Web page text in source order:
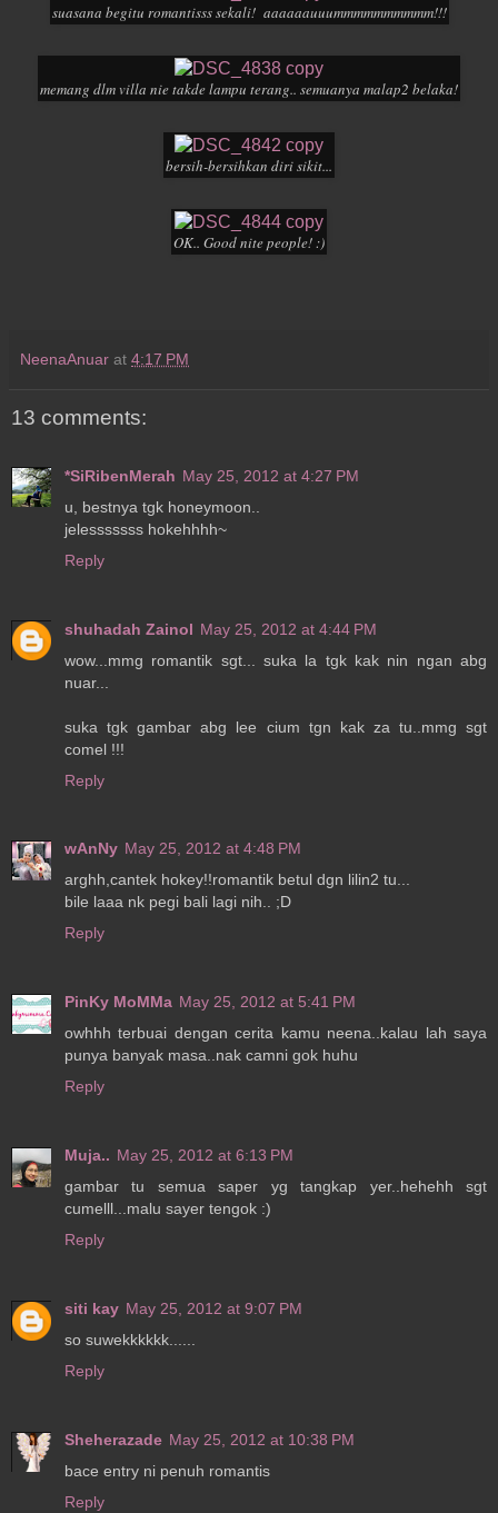
suasana begitu romantisss sekali! aaaaaauuummmmmmmmmm!!!
memang dlm villa nie takde lampu terang.. semuanya malap2 belaka!
bersih-bersihkan diri sikit...
OK.. Good nite people! :)
NeenaAnuar at 4:17 PM
13 comments:
*SiRibenMerah May 25, 2012 at 4:27 PM
u, bestnya tgk honeymoon..
jelesssssss hokehhhh~
Reply
shuhadah Zainol May 25, 2012 at 4:44 PM
wow...mmg romantik sgt... suka la tgk kak nin ngan abg
nuar...
suka tgk gambar abg lee cium tgn kak za tu..mmg sgt
comel !!!
Reply
wAnNy May 25, 2012 at 4:48 PM
arghh,cantek hokey!!romantik betul dgn lilin2 tu...
bile laaa nk pegi bali lagi nih.. ;D
Reply
PinKy MoMMa May 25, 2012 at 5:41 PM
owhhh terbuai dengan cerita kamu neena..kalau lah saya
punya banyak masa..nak camni gok huhu
Reply
Muja.. May 25, 2012 at 6:13 PM
gambar tu semua saper yg tangkap yer..hehehh sgt
cumelll...malu sayer tengok :)
Reply
siti kay May 25, 2012 at 9:07 PM
so suwekkkkkk......
Reply
Sheherazade May 25, 2012 at 10:38 PM
bace entry ni penuh romantis
Reply